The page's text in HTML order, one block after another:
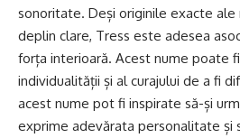
sonoritate. Deși originile exacte ale
deplin clare, Tress este adesea
forța interioară. Acest nume poate
individualității și al curajului de a fi
acest nume pot fi inspirate să-și
exprime adevărata personalitate și